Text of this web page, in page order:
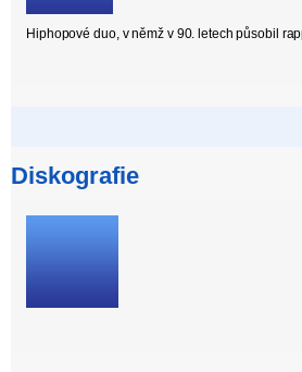
Hiphopové duo, v němž v 90. letech působil
Diskografie